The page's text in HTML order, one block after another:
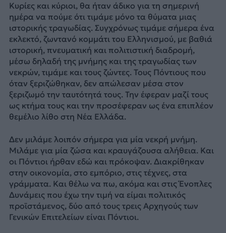
Κυρίες και κύριοι, θα ήταν άδικο για τη σημερινή
ημέρα να πούμε ότι τιμάμε μόνο τα θύματα μιας
ιστορικής τραγωδίας. Συγχρόνως τιμάμε σήμερα ένα
εκλεκτό, ζωντανό κομμάτι του Ελληνισμού, με βαθιά
ιστορική, πνευματική και πολιτιστική διαδρομή,
μέσω δηλαδή της μνήμης και της τραγωδίας των
νεκρών, τιμάμε και τους ζώντες. Τους Πόντιους που
όταν ξεριζώθηκαν, δεν απώλεσαν μέσα στον
ξεριζωμό την ταυτότητά τους. Την έφεραν μαζί τους
ως κτήμα τους και την προσέφεραν ως ένα επιπλέον
θεμέλιο λίθο στη Νέα Ελλάδα.
Δεν μιλάμε λοιπόν σήμερα για μία νεκρή μνήμη.
Μιλάμε για μία ζώσα και κραυγάζουσα αλήθεια. Και
οι Πόντιοι ήρθαν εδώ και πρόκοψαν. Διακρίθηκαν
στην οικονομία, στο εμπόριο, στις τέχνες, στα
γράμματα. Και θέλω να πω, ακόμα και στις Ένοπλες
Δυνάμεις που έχω την τιμή να είμαι πολιτικός
προϊστάμενος, δύο από τους τρεις Αρχηγούς των
Γενικών Επιτελείων είναι Πόντιοι.